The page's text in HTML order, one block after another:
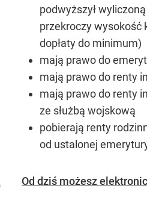
podwyższył
przekroczy wysokość
dopłaty do minimum)
mają prawo do
mają prawo do renty
mają prawo do renty
ze służbą wojskową
pobierają renty
od ustalonej
Od dziś możesz